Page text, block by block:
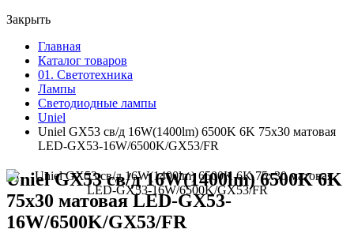
Закрыть
Главная
Каталог товаров
01. Светотехника
Лампы
Светодиодные лампы
Uniel
Uniel GX53 св/д 16W(1400lm) 6500K 6K 75х30 матовая
LED-GX53-16W/6500K/GX53/FR
Uniel GX53 св/д 16W(1400lm) 6500K 6K
75х30 матовая LED-GX53-
16W/6500K/GX53/FR